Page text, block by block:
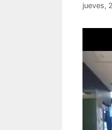
jueves,